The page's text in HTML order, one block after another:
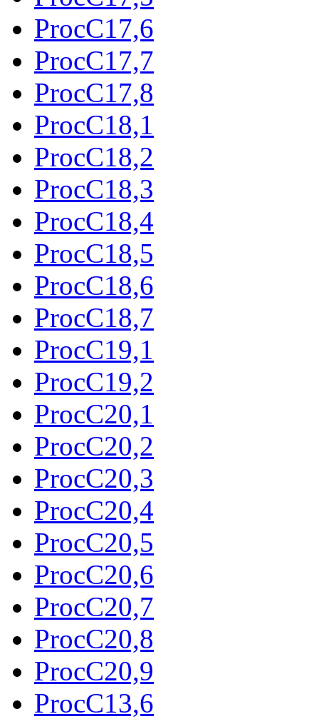
ProcC17,6
ProcC17,7
ProcC17,8
ProcC18,1
ProcC18,2
ProcC18,3
ProcC18,4
ProcC18,5
ProcC18,6
ProcC18,7
ProcC19,1
ProcC19,2
ProcC20,1
ProcC20,2
ProcC20,3
ProcC20,4
ProcC20,5
ProcC20,6
ProcC20,7
ProcC20,8
ProcC20,9
ProcC13,6